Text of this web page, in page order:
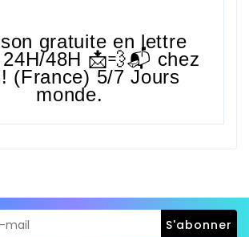
gratuite en lettre
24H/48H 📩💨📬 chez
(France) 5/7 Jours
monde.